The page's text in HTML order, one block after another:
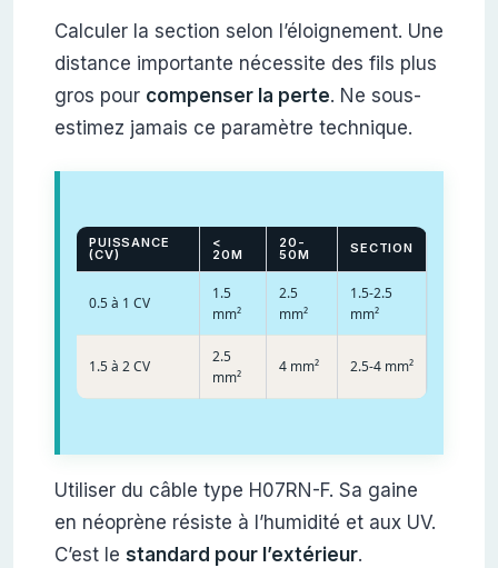
Calculer la section selon l’éloignement. Une
distance importante nécessite des fils plus
gros pour compenser la perte. Ne sous-
estimez jamais ce paramètre technique.
PUISSANCE
(CV)
<
20M
20-
50M SECTION
0.5 à 1 CV
1.5
mm²
2.5
mm²
1.5-2.5
mm²
1.5 à 2 CV
2.5
mm²
4 mm² 2.5-4 mm²
Utiliser du câble type H07RN-F. Sa gaine
en néoprène résiste à l’humidité et aux UV.
C’est le standard pour l’extérieur.